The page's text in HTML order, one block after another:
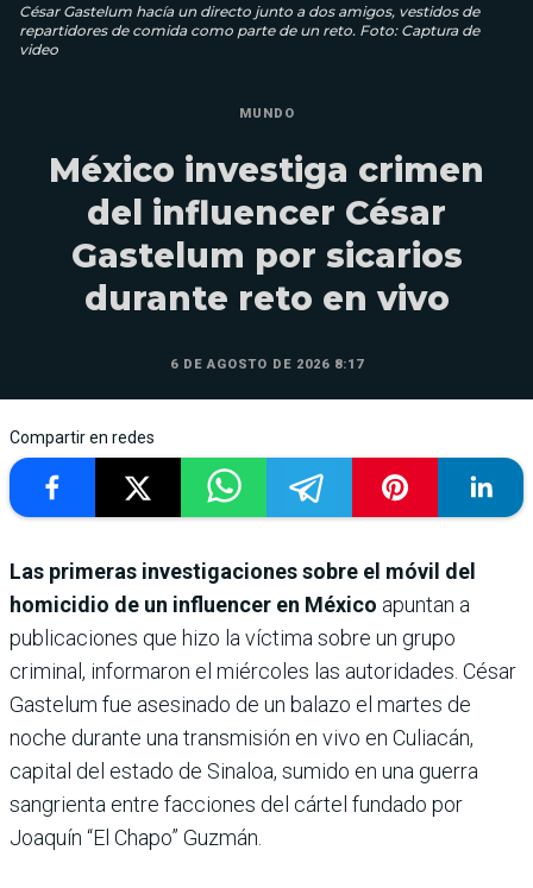
César Gastelum hacía un directo junto a dos amigos, vestidos de
repartidores de comida como parte de un reto. Foto: Captura de
video
MUNDO
México investiga crimen
del influencer César
Gastelum por sicarios
durante reto en vivo
6 DE AGOSTO DE 2026 8:17
Compartir en redes
Las primeras investigaciones sobre el móvil del
homicidio de un influencer en México apuntan a
publicaciones que hizo la víctima sobre un grupo
criminal, informaron el miércoles las autoridades. César
Gastelum fue asesinado de un balazo el martes de
noche durante una transmisión en vivo en Culiacán,
capital del estado de Sinaloa, sumido en una guerra
sangrienta entre facciones del cártel fundado por
Joaquín “El Chapo” Guzmán.